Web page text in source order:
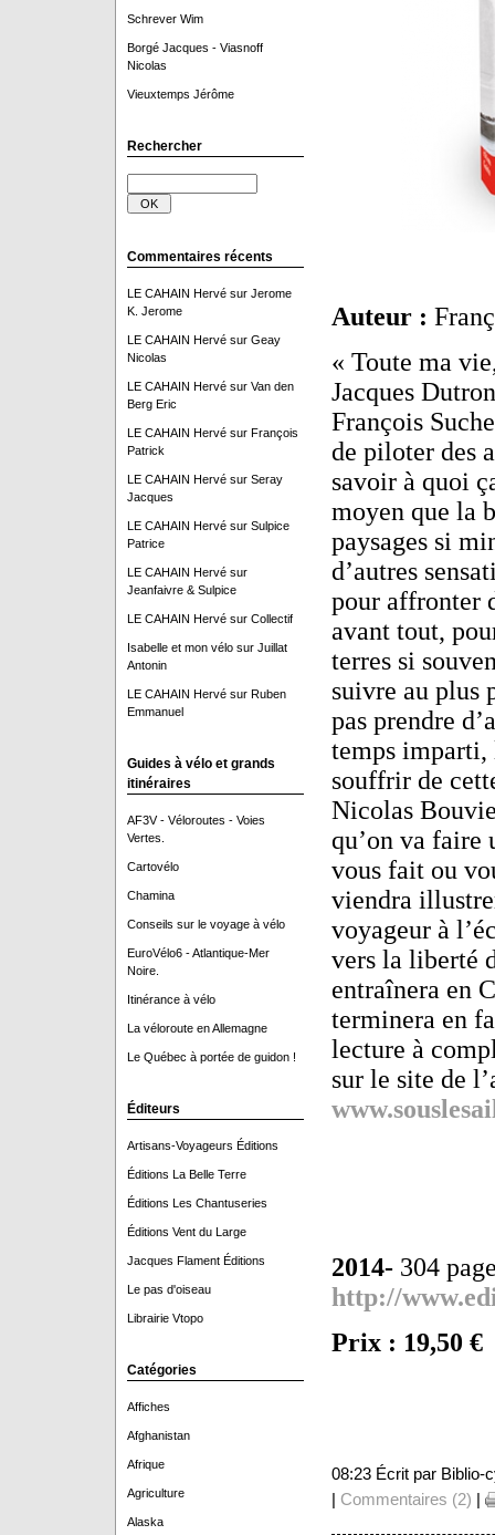
Schrever Wim
Borgé Jacques - Viasnoff
Nicolas
Vieuxtemps Jérôme
Rechercher
Commentaires récents
LE CAHAIN Hervésur Jerome
K. Jerome
LE CAHAIN Hervésur Geay
Nicolas
LE CAHAIN Hervésur Van den
Berg Eric
LE CAHAIN Hervésur François
Patrick
LE CAHAIN Hervésur Seray
Jacques
LE CAHAIN Hervésur Sulpice
Patrice
LE CAHAIN Hervésur
Jeanfaivre & Sulpice
LE CAHAIN Hervésur Collectif
Isabelle et mon vélosur Juillat
Antonin
LE CAHAIN Hervésur Ruben
Emmanuel
Guides à vélo et grands
itinéraires
AF3V - Véloroutes - Voies
Vertes.
Cartovélo
Chamina
Conseils sur le voyage à vélo
EuroVélo6 - Atlantique-Mer
Noire.
Itinérance à vélo
La véloroute en Allemagne
Le Québec à portée de guidon !
Éditeurs
Artisans-Voyageurs Éditions
Éditions La Belle Terre
Éditions Les Chantuseries
Éditions Vent du Large
Jacques Flament Éditions
Le pas d'oiseau
Librairie Vtopo
Catégories
Affiches
Afghanistan
Afrique
Agriculture
Alaska
Auteur :
« Toute ma
Jacques
François
de piloter des
savoir à quoi
moyen que la
paysages si
d’autres
pour affronter
avant tout,
terres si
suivre au plus
pas prendre
temps imparti,
souffrir de
Nicolas
qu’on va faire
vous fait ou
viendra
voyageur à
vers la liberté
entraînera en
terminera en
lecture à
sur le site de
2014- 304
http://
Prix : 19,50 €
08:23 Écrit par Biblio-
| Commentaires (2) |